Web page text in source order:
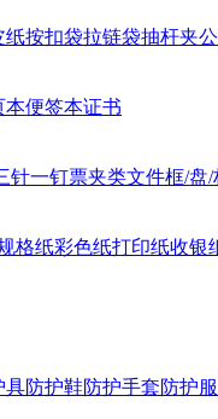
纸按扣袋拉链袋抽杆夹
本便签本证书
针一钉票夹类文件框/盘/
格纸彩色纸打印纸收银
具防护鞋防护手套防护服